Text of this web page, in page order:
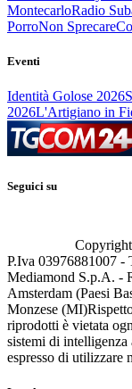
MontecarloRadio
PorroNon Sprecare
Eventi
Identità Golose 2026
2026L'Artigiano in
Seguici su
P.Iva 03976881007 -
Mediamond S.p.A. -
Amsterdam (Paesi
Monzese (MI)
riprodotti è vietata
sistemi di
espresso di utilizzare